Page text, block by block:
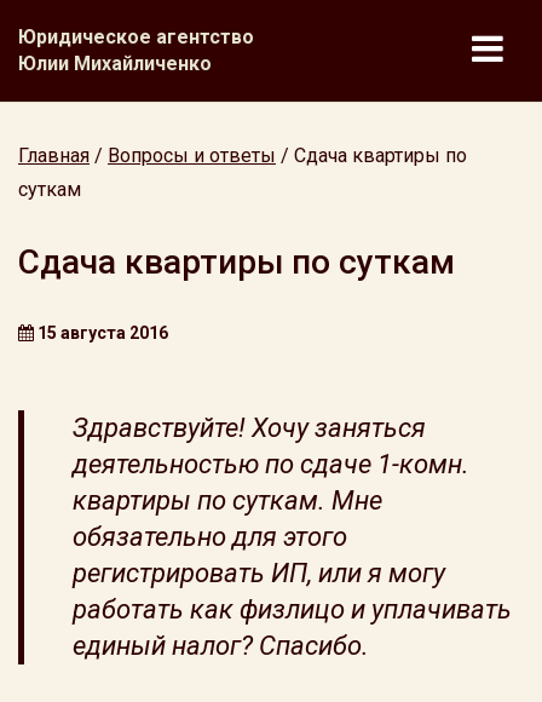
Юридическое агентство
Юлии Михайличенко
Главная / Вопросы и ответы / Сдача квартиры по
суткам
Сдача квартиры по суткам
15 августа 2016
Здравствуйте! Хочу заняться
деятельностью по сдаче 1-комн.
квартиры по суткам. Мне
обязательно для этого
регистрировать ИП, или я могу
работать как физлицо и уплачивать
единый налог? Спасибо.